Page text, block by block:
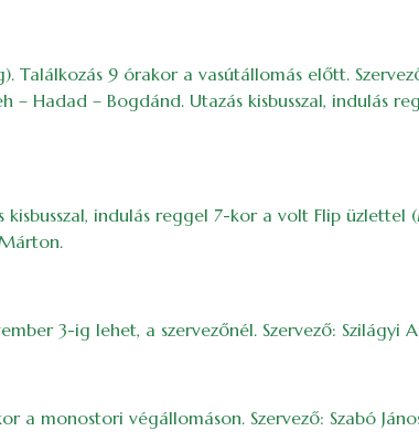
9 órakor a vasútállomás előtt.
– Hadad – Bogdánd. Utazás kisbusszal, indulás
indulás reggel 7-kor a volt Flip üzlettel
3-ig lehet, a szervezőnél. Szervező: Szilágyi
a monostori végállomáson. Szervező: Szabó